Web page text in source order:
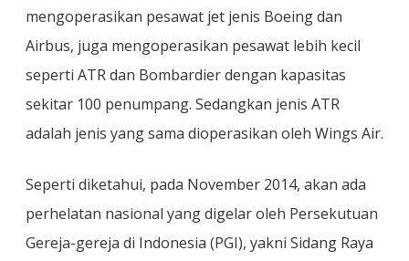
mengoperasikan pesawat jet jenis Boeing dan
Airbus, juga mengoperasikan pesawat lebih kecil
seperti ATR dan Bombardier dengan kapasitas
sekitar 100 penumpang. Sedangkan jenis ATR
adalah jenis yang sama dioperasikan oleh Wings Air.
Seperti diketahui, pada November 2014, akan ada
perhelatan nasional yang digelar oleh Persekutuan
Gereja-gereja di Indonesia (PGI), yakni Sidang Raya